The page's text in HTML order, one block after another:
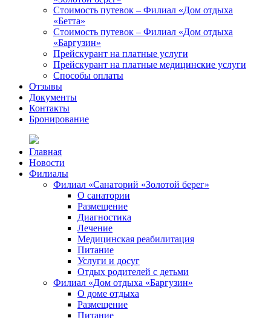
Стоимость путевок – Филиал «Дом отдыха
«Бетта»
Стоимость путевок – Филиал «Дом отдыха
«Баргузин»
Прейскурант на платные услуги
Прейскурант на платные медицинские услуги
Способы оплаты
Отзывы
Документы
Контакты
Бронирование
Главная
Новости
Филиалы
Филиал «Санаторий «Золотой берег»
О санатории
Размещение
Диагностика
Лечение
Медицинская реабилитация
Питание
Услуги и досуг
Отдых родителей с детьми
Филиал «Дом отдыха «Баргузин»
О доме отдыха
Размещение
Питание